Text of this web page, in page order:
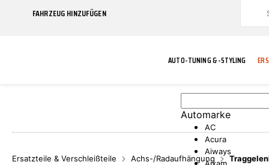
FAHRZEUG HINZUFÜGEN
AUTO-TUNING & -STYLING
Automarke
AC
Acura
Aiways
Ersatzteile & Verschleißteile Achs-/Radaufhängung